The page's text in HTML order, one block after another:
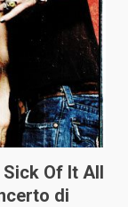
Of It All
di